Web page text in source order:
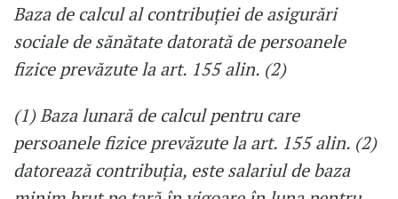
Baza de calcul al contribuţiei de asigurări
sociale de sănătate datorată de persoanele
fizice prevăzute la art. 155 alin. (2)
(1) Baza lunară de calcul pentru care
persoanele fizice prevăzute la art. 155 alin. (2)
datorează contribuţia, este salariul de baza